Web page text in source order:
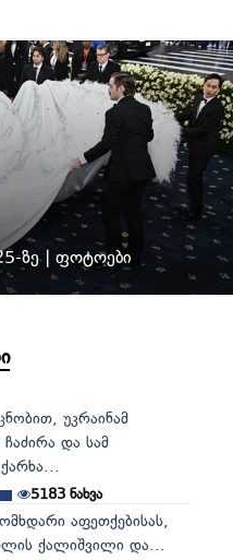
ზე | ფოტოები
უკრაინამ
და სამ
5183 ნახვა
აფეთქებისას,
ქალიშვილი და...